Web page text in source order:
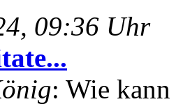
09:36 Uhr
: Wie